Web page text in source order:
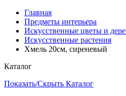
Главная
Предметы интерьера
Искусственные цветы и
Искусственные растения
Хмель 20см, сиреневый
Каталог
Показать/Скрыть Каталог